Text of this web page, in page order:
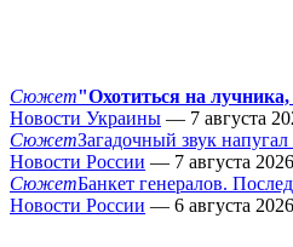
Сюжет"Охотиться на
Новости Украины — 7 августа
СюжетЗагадочный звук
Новости России — 7 августа
СюжетБанкет генералов.
Новости России — 6 августа